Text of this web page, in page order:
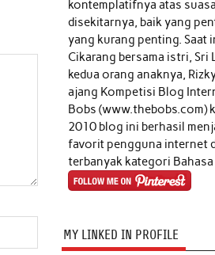
kontemplatifnya atas
disekitarnya, baik yang
yang kurang penting. Saat
Cikarang bersama istri, Sri
kedua orang anaknya,
ajang Kompetisi Blog
Bobs (www.thebobs.com)
2010 blog ini berhasil
favorit pengguna internet
terbanyak kategori
MY LINKED IN PROFILE